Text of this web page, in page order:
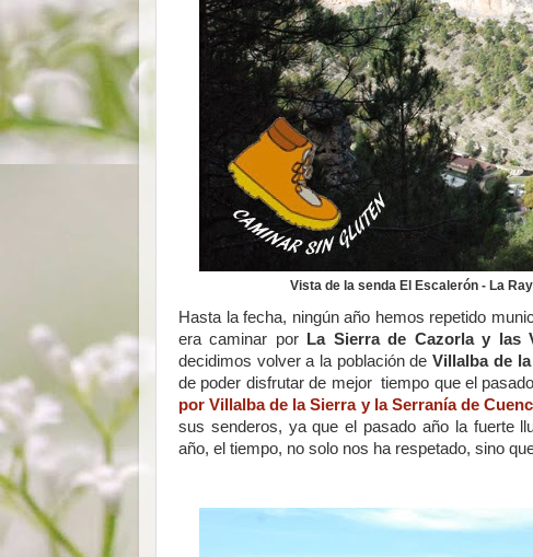
Vista de la senda El Escalerón - La
Hasta la fecha, ningún año hemos repetido
era caminar porLa Sierra de Cazorla y las
decidimos volver a la población deVillalba de
de poder disfrutar de mejor tiempo que el
por Villalba de la Sierra y la Serranía de
sus senderos, ya que el pasado año la fuerte
año, el tiempo, no solo nos ha respetado, sino